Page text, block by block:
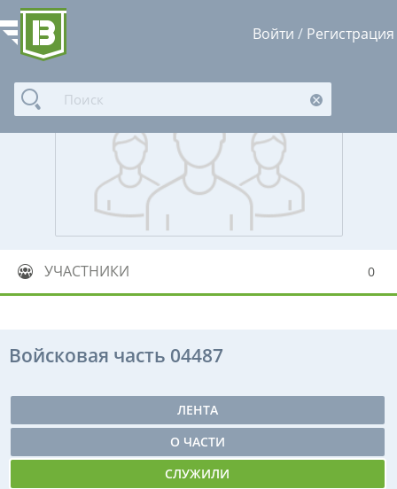
Войти / Регистрация
УЧАСТНИКИ 0
Войсковая часть 04487
ЛЕНТА
О ЧАСТИ
СЛУЖИЛИ